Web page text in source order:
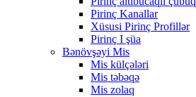
Pirinç Kanallar
Xüsusi Pirinç Profillər
Pirinç I şüa
Bənövşəyi Mis
Mis külçələri
Mis təbəqə
Mis zolaq